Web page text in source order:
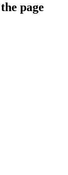
page